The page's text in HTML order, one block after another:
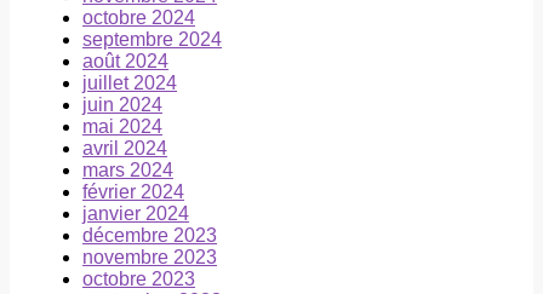
octobre 2024
septembre 2024
août 2024
juillet 2024
juin 2024
mai 2024
avril 2024
mars 2024
février 2024
janvier 2024
décembre 2023
novembre 2023
octobre 2023